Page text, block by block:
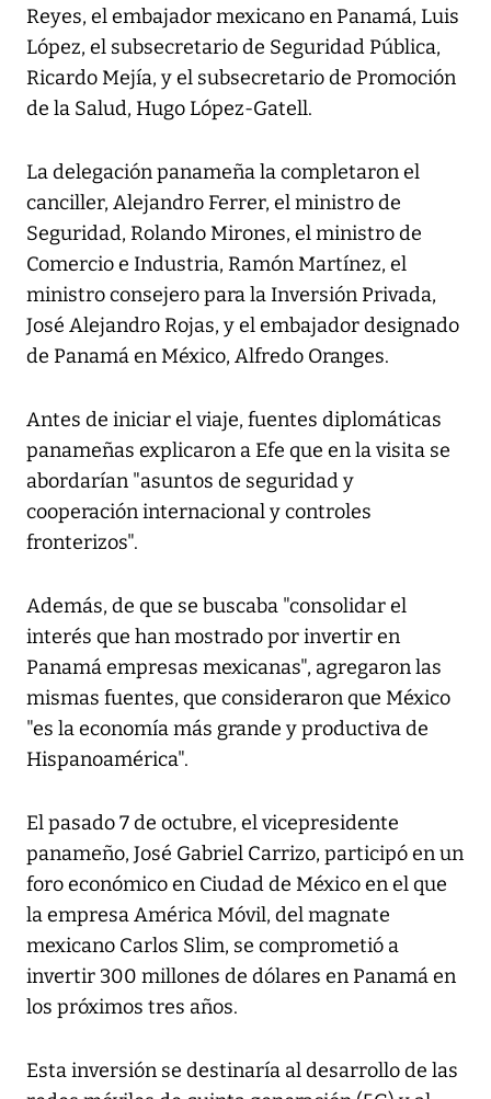
Reyes, el embajador mexicano en Panamá, Luis
López, el subsecretario de Seguridad Pública,
Ricardo Mejía, y el subsecretario de Promoción
de la Salud, Hugo López-Gatell.
La delegación panameña la completaron el
canciller, Alejandro Ferrer, el ministro de
Seguridad, Rolando Mirones, el ministro de
Comercio e Industria, Ramón Martínez, el
ministro consejero para la Inversión Privada,
José Alejandro Rojas, y el embajador designado
de Panamá en México, Alfredo Oranges.
Antes de iniciar el viaje, fuentes diplomáticas
panameñas explicaron a Efe que en la visita se
abordarían "asuntos de seguridad y
cooperación internacional y controles
fronterizos".
Además, de que se buscaba "consolidar el
interés que han mostrado por invertir en
Panamá empresas mexicanas", agregaron las
mismas fuentes, que consideraron que México
"es la economía más grande y productiva de
Hispanoamérica".
El pasado 7 de octubre, el vicepresidente
panameño, José Gabriel Carrizo, participó en un
foro económico en Ciudad de México en el que
la empresa América Móvil, del magnate
mexicano Carlos Slim, se comprometió a
invertir 300 millones de dólares en Panamá en
los próximos tres años.
Esta inversión se destinaría al desarrollo de las